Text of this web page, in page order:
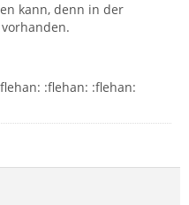
kann, denn in der
:flehan: :flehan: